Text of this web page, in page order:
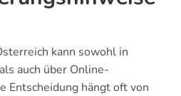
kann sowohl in
auch über Online-
Entscheidung hängt oft von